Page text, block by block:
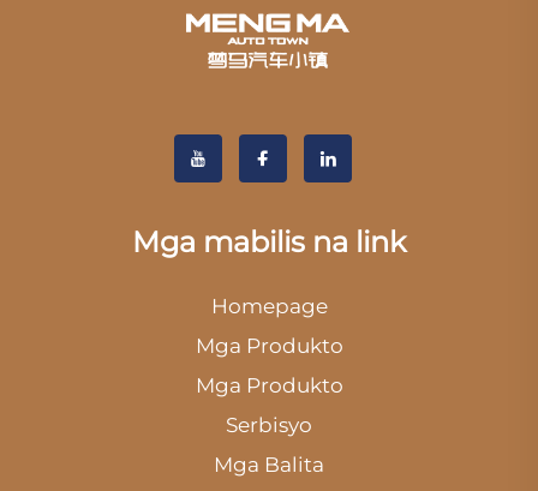
Mga mabilis na link
Homepage
Mga Produkto
Mga Produkto
Serbisyo
Mga Balita